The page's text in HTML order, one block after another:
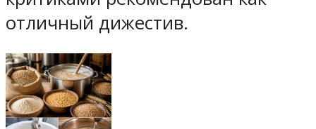
отличный дижестив.